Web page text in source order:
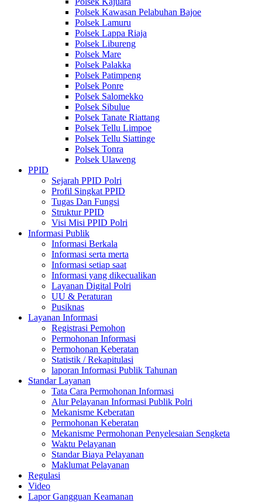
Polsek Kawasan Pelabuhan Bajoe
Polsek Lamuru
Polsek Lappa Riaja
Polsek Libureng
Polsek Mare
Polsek Palakka
Polsek Patimpeng
Polsek Ponre
Polsek Salomekko
Polsek Sibulue
Polsek Tanate Riattang
Polsek Tellu Limpoe
Polsek Tellu Siattinge
Polsek Tonra
Polsek Ulaweng
PPID
Sejarah PPID Polri
Profil Singkat PPID
Tugas Dan Fungsi
Struktur PPID
Visi Misi PPID Polri
Informasi Publik
Informasi Berkala
Informasi serta merta
Informasi setiap saat
Informasi yang dikecualikan
Layanan Digital Polri
UU & Peraturan
Pusiknas
Layanan Informasi
Registrasi Pemohon
Permohonan Informasi
Permohonan Keberatan
Statistik / Rekapitulasi
laporan Informasi Publik Tahunan
Standar Layanan
Tata Cara Permohonan Informasi
Alur Pelayanan Informasi Publik Polri
Mekanisme Keberatan
Permohonan Keberatan
Mekanisme Permohonan Penyelesaian Sengketa
Waktu Pelayanan
Standar Biaya Pelayanan
Maklumat Pelayanan
Regulasi
Video
Lapor Gangguan Keamanan